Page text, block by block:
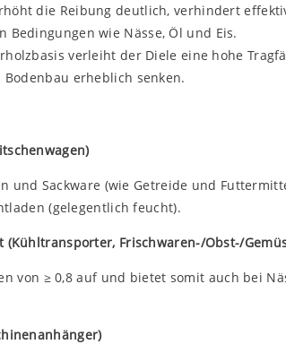
die Reibung deutlich, verhindert
wie Nässe, Öl und Eis.
verleiht der Diele eine hohe
erheblich senken.
Sackware (wie Getreide und
(gelegentlich feucht).
Frischwaren-/Obst-/
von ≥ 0,8 auf und bietet somit auch bei